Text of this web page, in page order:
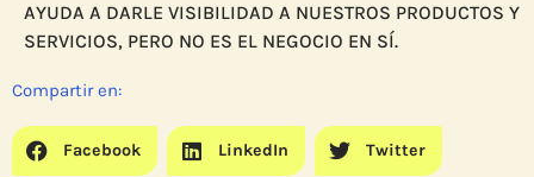
AYUDA A DARLE VISIBILIDAD A NUESTROS PRODUCTOS Y
SERVICIOS, PERO NO ES EL NEGOCIO EN SÍ.
Compartir en:
Facebook LinkedIn Twitter